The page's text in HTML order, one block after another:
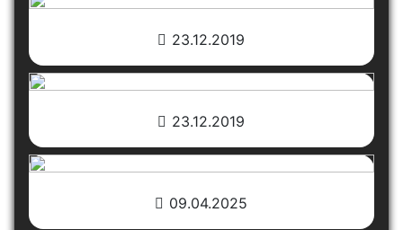
23.12.2019
23.12.2019
09.04.2025